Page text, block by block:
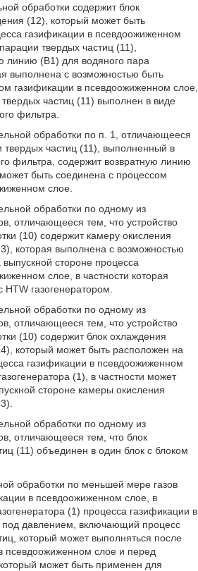
обработки содержит блок
(12), который может быть
газификации в псевдоожиженном
твердых частиц (11),
линию (В1) для водяного пара
выполнена с возможностью быть
газификации в псевдоожиженном слое,
частиц (11) выполнен в виде
фильтра.
обработки по п. 1, отличающееся
твердых частиц (11), выполненный в
фильтра, содержит возвратную линию
быть соединена с процессом
слое.
обработки по одному из
отличающееся тем, что устройство
(10) содержит камеру окисления
которая выполнена с возможностью
стороне процесса
слое, в частности которая
газогенератором.
обработки по одному из
отличающееся тем, что устройство
(10) содержит блок охлаждения
который может быть расположен на
газификации в псевдоожиженном
(1), в частности может
стороне камеры окисления
обработки по одному из
отличающееся тем, что блок
(11) объединен в один блок с блоком
обработки по меньшей мере газов
в псевдоожиженном слое, в
(1) процесса газификации в
давлением, включающий процесс
который может выполняться после
псевдоожиженном слое и перед
может быть применен для